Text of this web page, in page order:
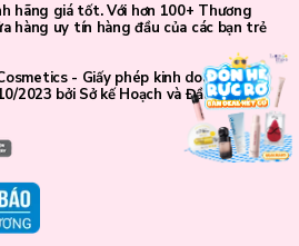
Titanium Dioxide, Tocopheryl
Arginine, Diethylamino
Benzoate, Tocopherol, Ascorbyl
Copolymer, Dimethicone
Polyvinyl Alcohol, Disodium EDTA,
Butylene Glycol, Hydrogen
Acrylates/C10-30 Alkyl Acrylate
Collagen, Bis-Ethylhexyloxyphenol
Fluorphlogopite, Alumina,
CI 19140, CI 42090
hãng giá tốt. Với hơn 100+ Thương
hàng uy tín hàng đầu của các bạn trẻ
- Giấy phép kinh doanh số
2023 bởi Sở kế Hoạch và Đầu Tư